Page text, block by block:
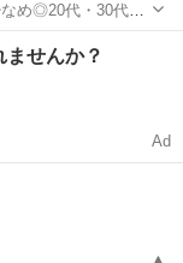
め◎20代・30代・
可◎マイカー通勤
ませんか？
Ad